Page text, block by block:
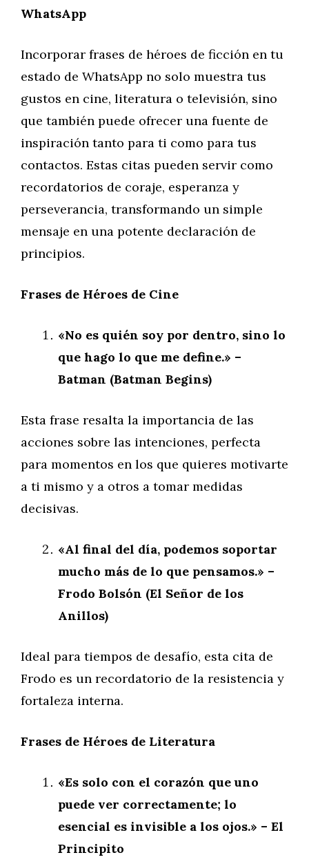
WhatsApp
Incorporar frases de héroes de ficción en tu
estado de WhatsApp no solo muestra tus
gustos en cine, literatura o televisión, sino
que también puede ofrecer una fuente de
inspiración tanto para ti como para tus
contactos. Estas citas pueden servir como
recordatorios de coraje, esperanza y
perseverancia, transformando un simple
mensaje en una potente declaración de
principios.
Frases de Héroes de Cine
«No es quién soy por dentro, sino lo
que hago lo que me define.» –
Batman (Batman Begins)
Esta frase resalta la importancia de las
acciones sobre las intenciones, perfecta
para momentos en los que quieres motivarte
a ti mismo y a otros a tomar medidas
decisivas.
«Al final del día, podemos soportar
mucho más de lo que pensamos.» –
Frodo Bolsón (El Señor de los
Anillos)
Ideal para tiempos de desafío, esta cita de
Frodo es un recordatorio de la resistencia y
fortaleza interna.
Frases de Héroes de Literatura
«Es solo con el corazón que uno
puede ver correctamente; lo
esencial es invisible a los ojos.» – El
Principito